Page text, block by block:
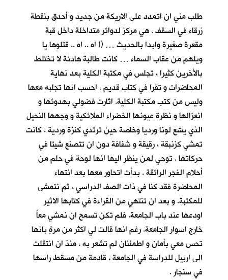
طلب مني ان اتمدد على الاريكة من جديد و أحدق بنقطة
زرقاء في السقف ، هي مركز لدوائر متداخلة داخل قبة
مقعرة صغيرة وابدا بالحديث … (( اه .. اه .. قتلوها يا
ويلهم من عقاب السماء … كانت طالبة هادئة لا تختلط
بالأخرين كثيرا ، تجلس في مكتبة الكلية بعد نهاية
المحاضرات و تقرا في كتاب قديم ، احسب انها تجلبه معها
وليس من كتب مكتبة الكلية. اثارت فضولي بهدوئها و
انعزالها و نظرة عيونها الخضراء الملائكية و وجهها النحيل
الذي يشع لونا ورديا وخاصة حين ترتدي كنزة وردية . كانت
تمشي كزنبقة ، رقيقة و شفافة دون ان تتصنع شيئا في
حركاتها . توحي لمن ينظر اليها انها لوحة في حلم من
أحلام الفجر الرائقة . بدأت اتحاور معها بعد انتهاء
المحاضرة فقد كنا في ذات الصف الدراسي ، ثم نتمشى
للمكتبة. و بعد ان تنتهي من القراءة في كتابها الاثير
اودعها عند باب الجامعة. فلم تكن تسمح ان نمشي معاً
خارج اسوار الجامعة. رغم انها قالت لي اكثر من مرةٍ بانها
تحس معي بأمان و اطمئنان لم تشعر به ، منذ ان انتقلت
الى اربيل للدراسة في الجامعة ، قادمة من مسقط راسها
في سنجار .